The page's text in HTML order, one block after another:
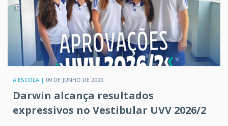
A ESCOLA | 09 DE JUNHO DE 2026
Darwin alcança resultados
expressivos no Vestibular UVV 2026/2